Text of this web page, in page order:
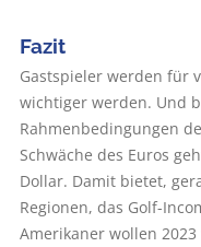
Fazit
Gastspieler werden für
wichtiger werden. Und
Rahmenbedingungen
Schwäche des Euros
Dollar. Damit bietet,
Regionen, das Golf-
Amerikaner wollen